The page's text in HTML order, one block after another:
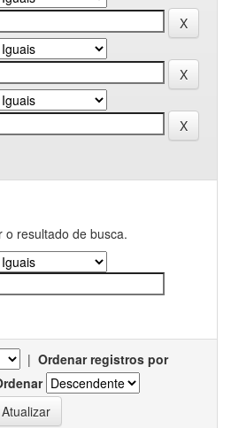
o resultado de busca.
| Ordenar registros por